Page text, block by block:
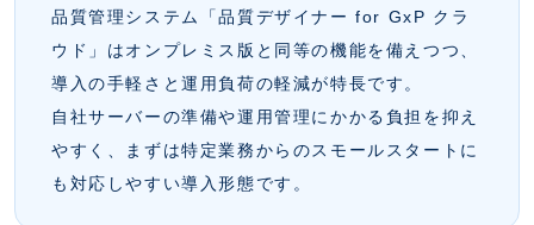
品質管理システム「品質デザイナー for GxP クラ
ウド」はオンプレミス版と同等の機能を備えつつ、
導入の手軽さと運用負荷の軽減が特長です。
自社サーバーの準備や運用管理にかかる負担を抑え
やすく、まずは特定業務からのスモールスタートに
も対応しやすい導入形態です。